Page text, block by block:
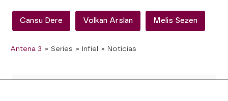
Cansu Dere Volkan Arslan Melis Sezen
Antena 3 » Series » Infiel » Noticias